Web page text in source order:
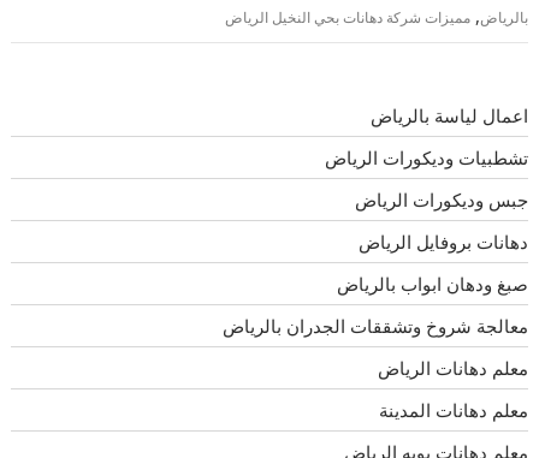
بالرياض,مميزات شركة دهانات بحي النخيل الرياض
اعمال لياسة بالرياض
تشطبيات وديكورات الرياض
جبس وديكورات الرياض
دهانات بروفايل الرياض
صبغ ودهان ابواب بالرياض
معالجة شروخ وتشققات الجدران بالرياض
معلم دهانات الرياض
معلم دهانات المدينة
معلم دهانات بويه الرياض